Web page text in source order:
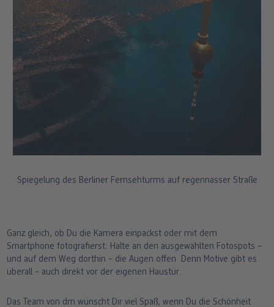
Entscheidend: Was ist im Fokus?
Letztlich hängt die Wahl des Equipments von den
individuellen Vorlieben ab und davon, was Du
fotografieren möchtest. Denk daran, regelmäßig
ein Backup Deiner Fotos zu machen. Das
Smartphone kann automatisch synchronisieren, von
der Kamera müssen die Fotos erstmal auf den
mehrtägigen Trips kann man das wunderbar
abends im Hotel erledigen.
Spiegelung des Berliner Fernsehturms auf regennasser Straße
Ganz gleich, ob Du die Kamera einpackst oder mit dem
Smartphone fotografierst: Halte an den ausgewählten Fotospots –
und auf dem Weg dorthin – die Augen offen. Denn Motive gibt es
überall – auch direkt vor der eigenen Haustür.
Das Team von dm wünscht Dir viel Spaß, wenn Du die Schönheit